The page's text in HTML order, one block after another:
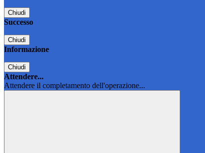
Chiudi
Successo
Chiudi
Informazione
Chiudi
Attendere...
Attendere il completamento dell'operazione...